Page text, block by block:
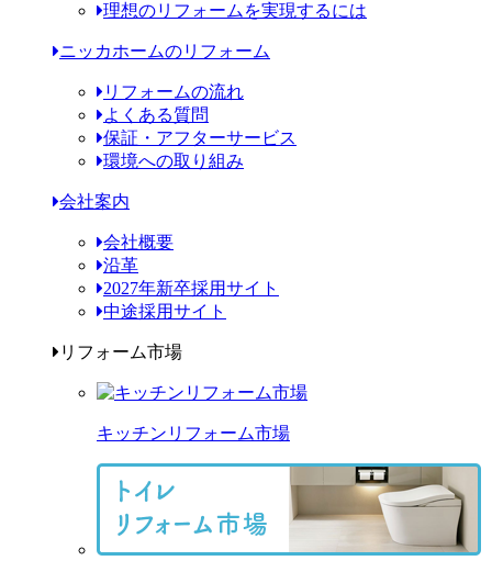
理想のリフォームを実現するには
ニッカホームのリフォーム
リフォームの流れ
よくある質問
保証・アフターサービス
環境への取り組み
会社案内
会社概要
沿革
2027年新卒採用サイト
中途採用サイト
リフォーム市場
キッチンリフォーム市場